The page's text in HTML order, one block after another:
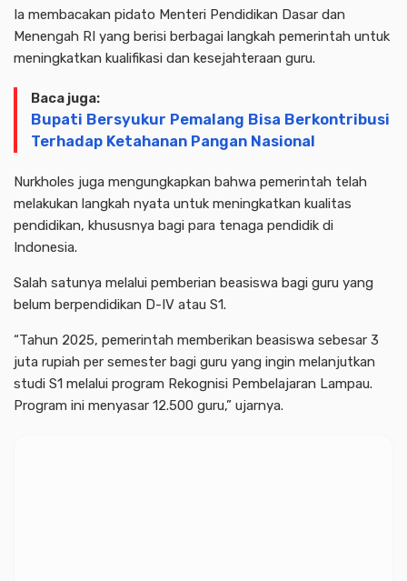
Ia membacakan pidato Menteri Pendidikan Dasar dan
Menengah RI yang berisi berbagai langkah pemerintah untuk
meningkatkan kualifikasi dan kesejahteraan guru.
Baca juga:
Bupati Bersyukur Pemalang Bisa Berkontribusi
Terhadap Ketahanan Pangan Nasional
Nurkholes juga mengungkapkan bahwa pemerintah telah
melakukan langkah nyata untuk meningkatkan kualitas
pendidikan, khususnya bagi para tenaga pendidik di
Indonesia.
Salah satunya melalui pemberian beasiswa bagi guru yang
belum berpendidikan D-IV atau S1.
“Tahun 2025, pemerintah memberikan beasiswa sebesar 3
juta rupiah per semester bagi guru yang ingin melanjutkan
studi S1 melalui program Rekognisi Pembelajaran Lampau.
Program ini menyasar 12.500 guru,” ujarnya.